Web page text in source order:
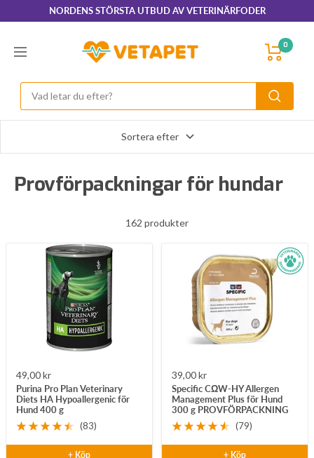
till
NORDENS STÖRSTA UTBUD AV VETERINÄRFODER
Navigering
VetaPet.com 0
Sortera efter
Provförpackningar för hundar
162 produkter
Rea-
pris
49,00 kr
Purina Pro Plan Veterinary
Diets HA Hypoallergenic för
Hund 400 g
(83)
+ Köp
Rea-
pris
39,00 kr
Specific CΩW-HY Allergen
Management Plus för Hund
300 g PROVFÖRPACKNING
(79)
+ Köp